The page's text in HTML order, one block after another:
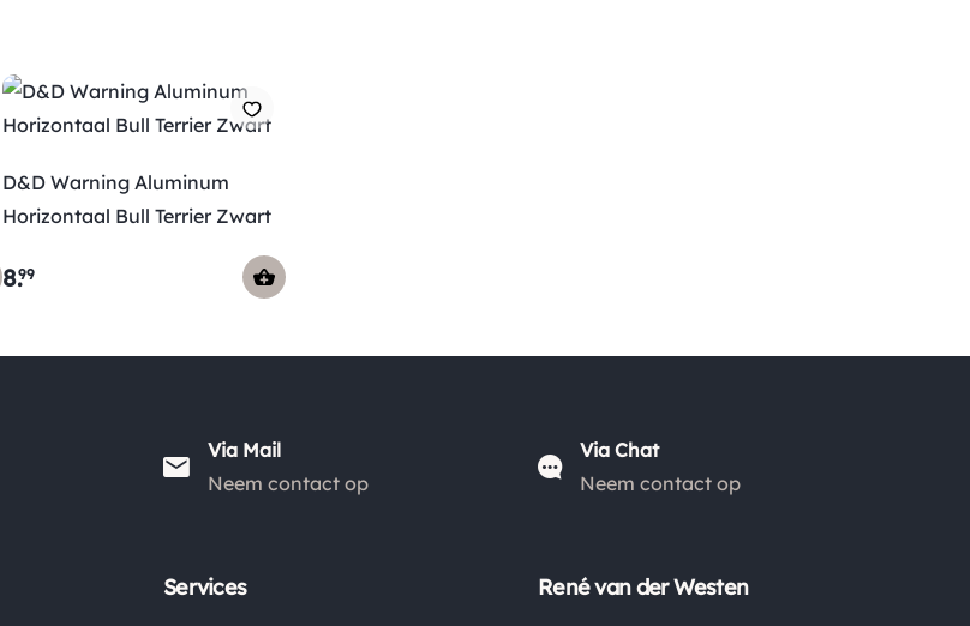
De verzendkosten naar België en de rest van
België €6,95 en boven de €50,00 zijn de
D&D Warning Aluminum
Horizontaal Bull Terrier Zwart
8.99
Via Mail
Neem contact op
Via Chat
Neem contact op
Services René van der Westen